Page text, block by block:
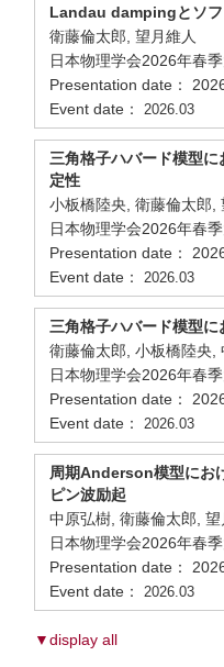
Landau dampingとソフ
衛藤倫太郎, 望月維人
日本物理学会2026年春
Presentation date：
Event date： 2026.03
三角格子ハバード模型
定性
小板橋陸央, 衛藤倫太郎,
日本物理学会2026年春
Presentation date：
Event date： 2026.03
三角格子ハバード模型
衛藤倫太郎, 小板橋陸央,
日本物理学会2026年春
Presentation date：
Event date： 2026.03
周期Anderson模型にお
ピン波励起
中原弘樹, 衛藤倫太郎, 望
日本物理学会2026年春
Presentation date：
Event date： 2026.03
▼display all